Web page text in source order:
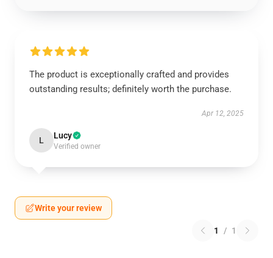
The product is exceptionally crafted and provides
outstanding results; definitely worth the purchase.
Apr 12, 2025
L Lucy
Verified owner
Write your review
1 / 1